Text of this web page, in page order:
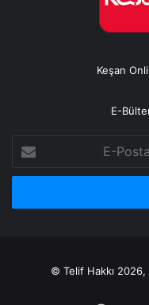
Keşan
E-
Posta
adresinizi
© Telif Hakkı 2026,